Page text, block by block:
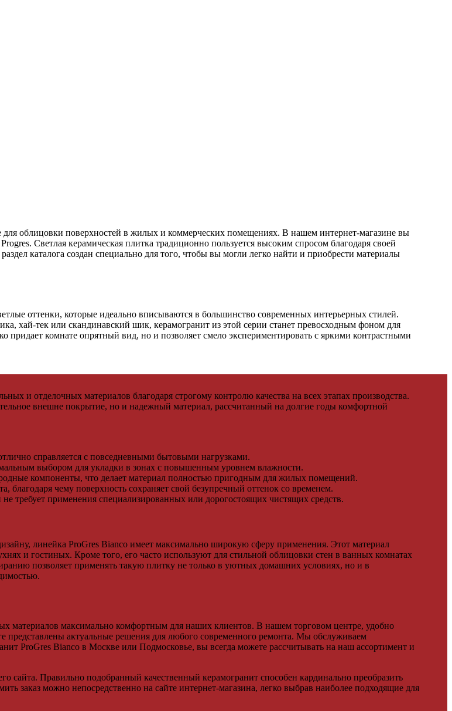
для облицовки поверхностей в жилых и коммерческих помещениях. В нашем интернет-магазине вы
Светлая керамическая плитка традиционно пользуется высоким спросом благодаря своей
каталога создан специально для того, чтобы вы могли легко найти и приобрести материалы
оттенки, которые идеально вписываются в большинство современных интерьерных стилей.
хай-тек или скандинавский шик, керамогранит из этой серии станет превосходным фоном для
комнате опрятный вид, но и позволяет смело экспериментировать с яркими контрастными
и отделочных материалов благодаря строгому контролю качества на всех этапах производства.
внешне покрытие, но и надежный материал, рассчитанный на долгие годы комфортной
справляется с повседневными бытовыми нагрузками.
выбором для укладки в зонах с повышенным уровнем влажности.
компоненты, что делает материал полностью пригодным для жилых помещений.
благодаря чему поверхность сохраняет свой безупречный оттенок со временем.
требует применения специализированных или дорогостоящих чистящих средств.
линейка ProGres Bianco имеет максимально широкую сферу применения. Этот материал
и гостиных. Кроме того, его часто используют для стильной облицовки стен в ванных комнатах
позволяет применять такую плитку не только в уютных домашних условиях, но и в
материалов максимально комфортным для наших клиентов. В нашем торговом центре, удобно
актуальные решения для любого современного ремонта. Мы обслуживаем
ProGres Bianco в Москве или Подмосковье, вы всегда можете рассчитывать на наш ассортимент и
сайта. Правильно подобранный качественный керамогранит способен кардинально преобразить
заказ можно непосредственно на сайте интернет-магазина, легко выбрав наиболее подходящие для